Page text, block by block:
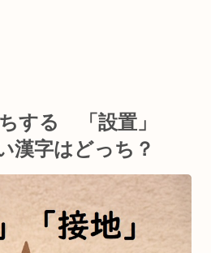
する 「設置」
漢字はどっち？